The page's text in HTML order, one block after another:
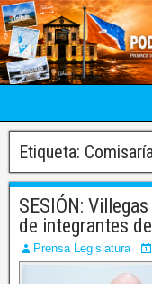
Etiqueta:
SESIÓN:
de integrantes
Prensa Legislatura